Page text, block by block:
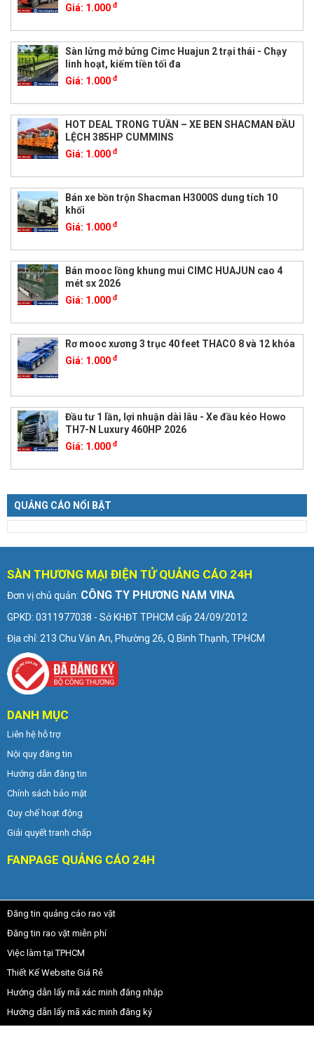
Giá: 1.000 đ
Sàn lửng mở bửng Cimc Huajun 2 trại thái - Chạy
linh hoạt, kiếm tiền tối đa
Giá: 1.000 đ
HOT DEAL TRONG TUẦN – XE BEN SHACMAN ĐẦU
LỆCH 385HP CUMMINS
Giá: 1.000 đ
Bán xe bồn trộn Shacman H3000S dung tích 10
khối
Giá: 1.000 đ
Bán mooc lồng khung mui CIMC HUAJUN cao 4
mét sx 2026
Giá: 1.000 đ
Rơ mooc xương 3 trục 40 feet THACO 8 và 12 khóa
Giá: 1.000 đ
Đầu tư 1 lần, lợi nhuận dài lâu - Xe đầu kéo Howo
TH7-N Luxury 460HP 2026
Giá: 1.000 đ
QUẢNG CÁO NỔI BẬT
SÀN THƯƠNG MẠI ĐIỆN TỬ QUẢNG CÁO 24H
Đơn vị chủ quản: CÔNG TY PHƯƠNG NAM VINA
GPKD: 0311977038 - Sở KHĐT TPHCM cấp 24/09/2012
Địa chỉ: 213 Chu Văn An, Phường 26, Q.Bình Thạnh, TPHCM
DANH MỤC
Liên hệ hỗ trợ
Nội quy đăng tin
Hướng dẫn đăng tin
Chính sách bảo mật
Quy chế hoạt động
Giải quyết tranh chấp
FANPAGE QUẢNG CÁO 24H
Đăng tin quảng cáo rao vặt
Đăng tin rao vặt miễn phí
Việc làm tại TPHCM
Thiết Kế Website Giá Rẻ
Hướng dẫn lấy mã xác minh đăng nhập
Hướng dẫn lấy mã xác minh đăng ký